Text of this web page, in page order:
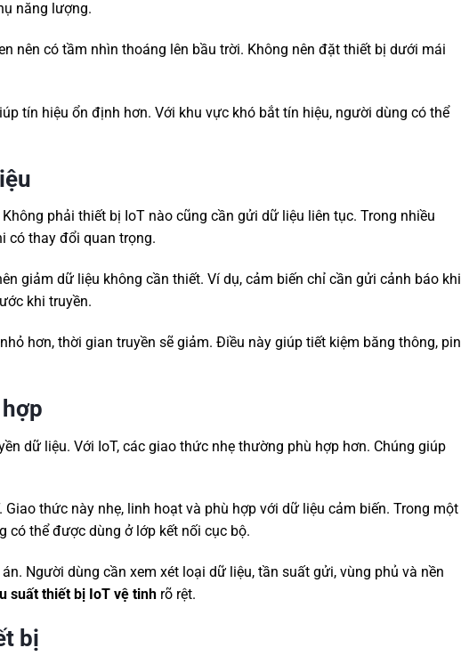
năng lượng.
nên có tầm nhìn thoáng lên bầu trời. Không nên đặt thiết bị dưới mái
tín hiệu ổn định hơn. Với khu vực khó bắt tín hiệu, người dùng có thể
phải thiết bị IoT nào cũng cần gửi dữ liệu liên tục. Trong nhiều
có thay đổi quan trọng.
giảm dữ liệu không cần thiết. Ví dụ, cảm biến chỉ cần gửi cảnh báo khi
khi truyền.
hơn, thời gian truyền sẽ giảm. Điều này giúp tiết kiệm băng thông, pin
dữ liệu. Với IoT, các giao thức nhẹ thường phù hợp hơn. Chúng giúp
thức này nhẹ, linh hoạt và phù hợp với dữ liệu cảm biến. Trong một
có thể được dùng ở lớp kết nối cục bộ.
Người dùng cần xem xét loại dữ liệu, tần suất gửi, vùng phủ và nền
suất thiết bị IoT vệ tinh rõ rệt.
bị